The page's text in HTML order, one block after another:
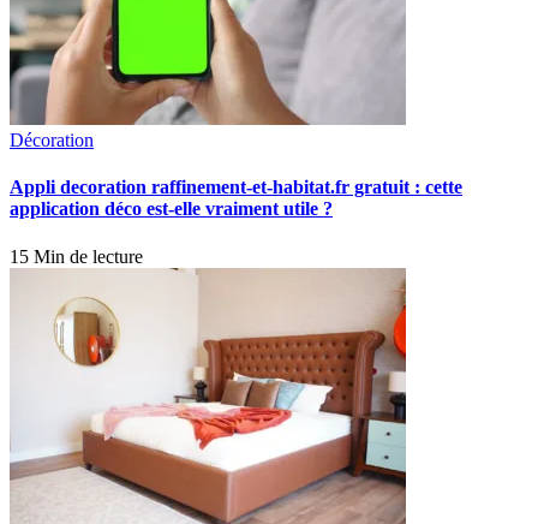
Décoration
Appli decoration raffinement-et-habitat.fr gratuit : cette
application déco est-elle vraiment utile ?
15 Min de lecture